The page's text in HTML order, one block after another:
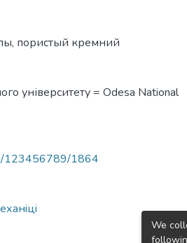
, пористый кремний
університету = Odesa National
123456789/1864
We